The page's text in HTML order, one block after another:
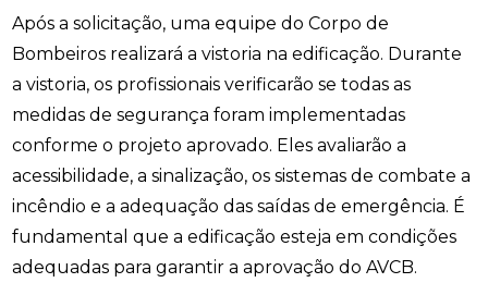
Após a solicitação, uma equipe do Corpo de
Bombeiros realizará a vistoria na edificação. Durante
a vistoria, os profissionais verificarão se todas as
medidas de segurança foram implementadas
conforme o projeto aprovado. Eles avaliarão a
acessibilidade, a sinalização, os sistemas de combate a
incêndio e a adequação das saídas de emergência. É
fundamental que a edificação esteja em condições
adequadas para garantir a aprovação do AVCB.